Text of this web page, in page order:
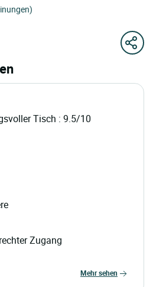
Tisch : 9.5/10
Zugang
mehr sehen